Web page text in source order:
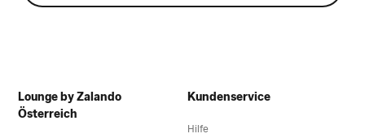
Lounge by Zalando
Österreich
Kundenservice
Hilfe